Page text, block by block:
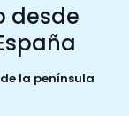
desde
la península